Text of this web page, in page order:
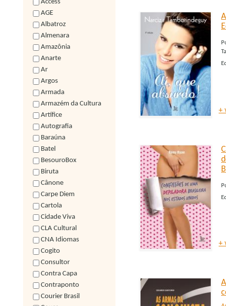
Access
AGE
Albatroz
Almenara
Amazônia
Anarte
Ar
Argos
Armada
Armazém da Cultura
Artífice
Autografia
Baraúna
Batel
BesouroBox
Biruta
Cânone
Carpe Diem
Cartola
Cidade Viva
CLA Cultural
CNA Idiomas
Cogito
Consultor
Contra Capa
Contraponto
Courier Brasil
+
+